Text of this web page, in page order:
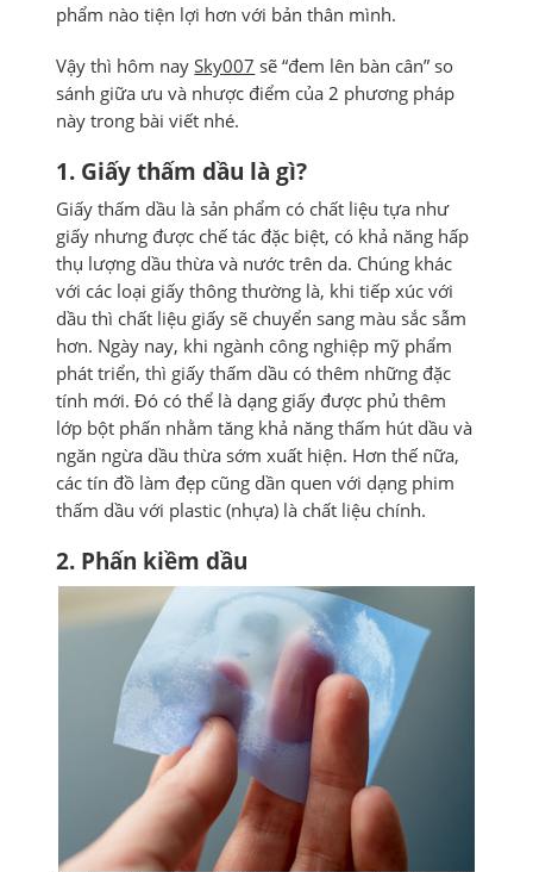
phẩm nào tiện lợi hơn với bản thân mình.
Vậy thì hôm naySky007 sẽ “đem lên bàn cân” so
sánh giữa ưu và nhược điểm của 2 phương pháp
này trong bài viết nhé.
1. Giấy thấm dầu là gì?
Giấy thấm dầu là sản phẩm có chất liệu tựa như
giấy nhưng được chế tác đặc biệt, có khả năng hấp
thụ lượng dầu thừa và nước trên da. Chúng khác
với các loại giấy thông thường là, khi tiếp xúc với
dầu thì chất liệu giấy sẽ chuyển sang màu sắc sẫm
hơn. Ngày nay, khi ngành công nghiệp mỹ phẩm
phát triển, thì giấy thấm dầu có thêm những đặc
tính mới. Đó có thể là dạng giấy được phủ thêm
lớp bột phấn nhằm tăng khả năng thấm hút dầu và
ngăn ngừa dầu thừa sớm xuất hiện. Hơn thế nữa,
các tín đồ làm đẹp cũng dần quen với dạng phim
thấm dầu với plastic (nhựa) là chất liệu chính.
2. Phấn kiềm dầu